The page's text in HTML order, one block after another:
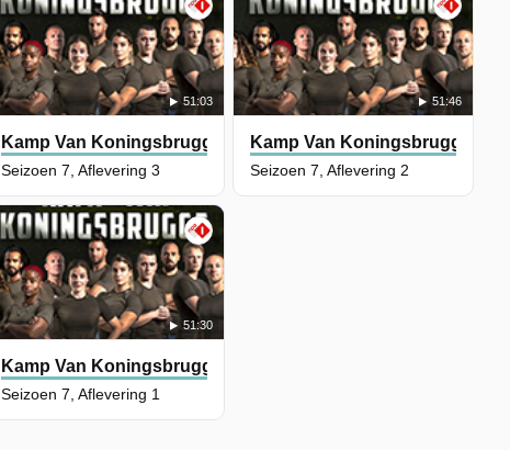
51:03
Kamp Van Koningsbrugge
Seizoen 7, Aflevering 3
51:46
Kamp Van Koningsbrugge
Seizoen 7, Aflevering 2
51:30
Kamp Van Koningsbrugge
Seizoen 7, Aflevering 1